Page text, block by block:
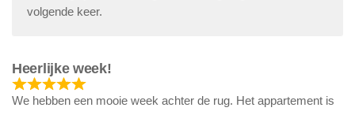
volgende keer.
Heerlijke week!
We hebben een mooie week achter de rug. Het appartement is